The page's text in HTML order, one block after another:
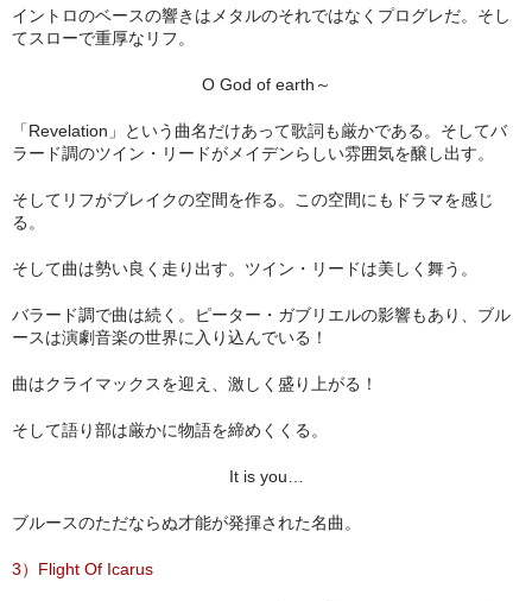
イントロのベースの響きはメタルのそれではなくプログレだ。そし
てスローで重厚なリフ。
O God of earth～
「Revelation」という曲名だけあって歌詞も厳かである。そしてバ
ラード調のツイン・リードがメイデンらしい雰囲気を醸し出す。
そしてリフがブレイクの空間を作る。この空間にもドラマを感じ
る。
そして曲は勢い良く走り出す。ツイン・リードは美しく舞う。
バラード調で曲は続く。ピーター・ガブリエルの影響もあり、ブル
ースは演劇音楽の世界に入り込んでいる！
曲はクライマックスを迎え、激しく盛り上がる！
そして語り部は厳かに物語を締めくくる。
It is you…
ブルースのただならぬ才能が発揮された名曲。
3）Flight Of Icarus